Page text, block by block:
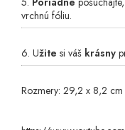
vrchnú fóliu.
6. Užite si váš krásny
Rozmery: 29,2 x 8,2 cm